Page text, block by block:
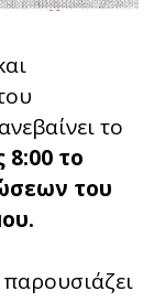
το
8:00 το
του